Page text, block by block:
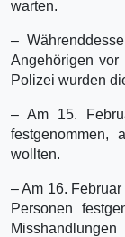
warten.
–
Angehörigen
Polizei wurden
– Am 15.
festgenommen,
wollten.
– Am 16.
Personen